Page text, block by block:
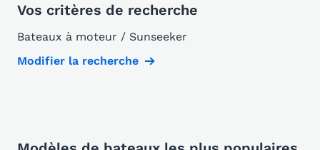
Vos critères de recherche
Bateaux à moteur / Sunseeker
Modifier la recherche